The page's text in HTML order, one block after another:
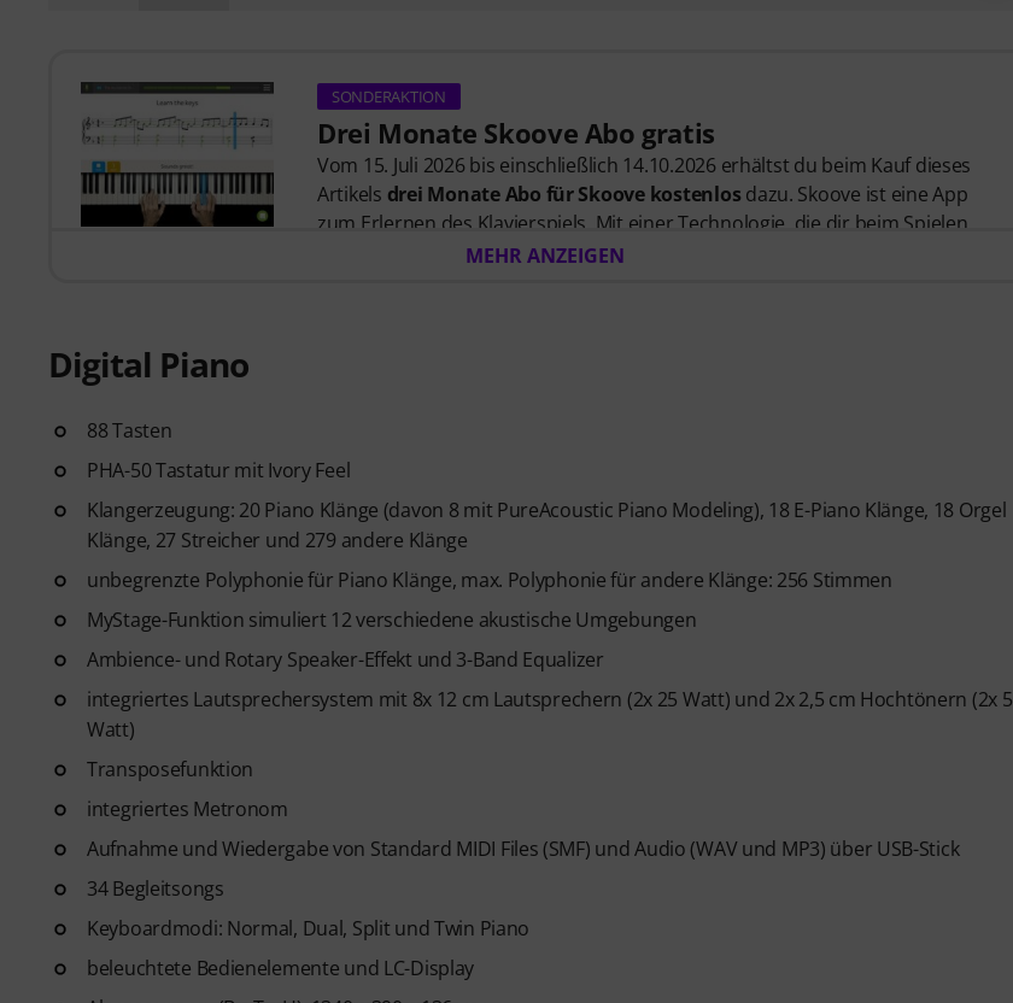
SONDERAKTION
Drei Monate Skoove Abo gratis
Vom 15. Juli 2026 bis einschließlich 14.10.2026 erhältst du beim Kauf dieses
Artikels drei Monate Abo für Skoove kostenlos dazu. Skoove ist eine App
zum Erlernen des Klavierspiels. Mit einer Technologie, die dir beim Spielen
zuhört, und Lektionen, die von erfahrenen Klavierlehrer*innen erstellt
MEHR ANZEIGEN
Digital Piano
88 Tasten
PHA-50 Tastatur mit Ivory Feel
Klangerzeugung: 20 Piano Klänge (davon 8 mit PureAcoustic Piano Modeling), 18 E-Piano Klänge, 18 Orgel
Klänge, 27 Streicher und 279 andere Klänge
unbegrenzte Polyphonie für Piano Klänge, max. Polyphonie für andere Klänge: 256 Stimmen
MyStage-Funktion simuliert 12 verschiedene akustische Umgebungen
Ambience- und Rotary Speaker-Effekt und 3-Band Equalizer
integriertes Lautsprechersystem mit 8x 12 cm Lautsprechern (2x 25 Watt) und 2x 2,5 cm Hochtönern (2x 5
Watt)
Transposefunktion
integriertes Metronom
Aufnahme und Wiedergabe von Standard MIDI Files (SMF) und Audio (WAV und MP3) über USB-Stick
34 Begleitsongs
Keyboardmodi: Normal, Dual, Split und Twin Piano
beleuchtete Bedienelemente und LC-Display